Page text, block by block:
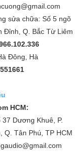
sửa chữa: Số 5 ngõ
Đỉnh, Q. Bắc Từ Liêm
Đông, Hà
HCM:
37 Dương Khuê, P.
Q. Tân Phú, TP HCM